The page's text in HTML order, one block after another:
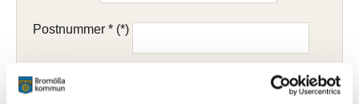
Postnummer *
Postort *